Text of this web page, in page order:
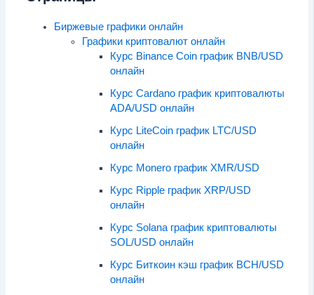
Биржевые графики онлайн
Графики криптовалют онлайн
Курс Binance Coin график BNB/USD
онлайн
Курс Cardano график криптовалюты
ADA/USD онлайн
Курс LiteCoin график LTC/USD
онлайн
Курс Monero график XMR/USD
Курс Ripple график XRP/USD
онлайн
Курс Solana график криптовалюты
SOL/USD онлайн
Курс Биткоин кэш график BCH/USD
онлайн